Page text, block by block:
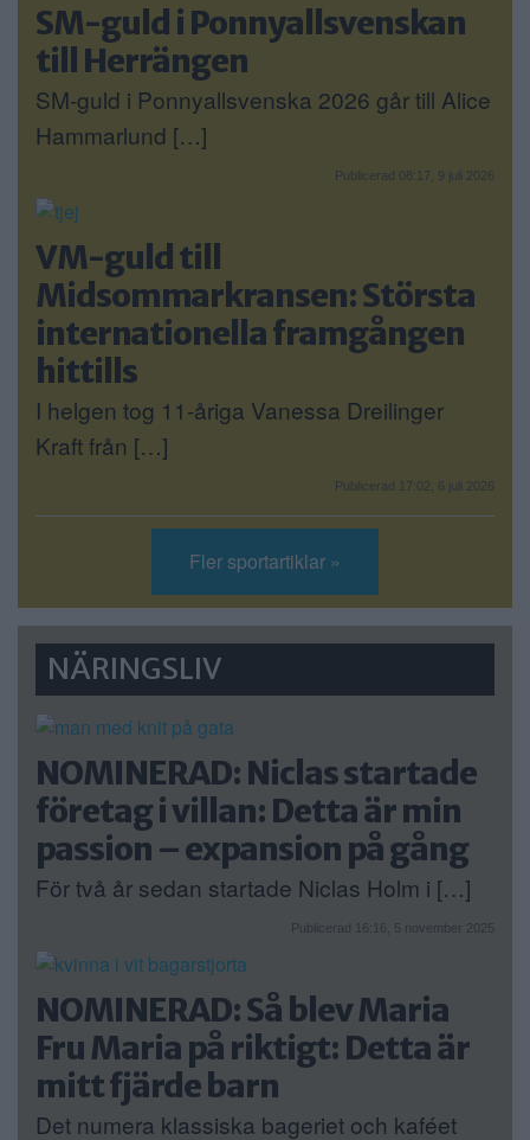
SM-guld i Ponnyallsvenskan
till Herrängen
SM-guld i Ponnyallsvenska 2026 går till Alice
Hammarlund […]
Publicerad 08:17, 9 juli 2026
VM-guld till
Midsommarkransen: Största
internationella framgången
hittills
I helgen tog 11-åriga Vanessa Dreilinger
Kraft från […]
Publicerad 17:02, 6 juli 2026
Fler sportartiklar »
NÄRINGSLIV
NOMINERAD: Niclas startade
företag i villan: Detta är min
passion – expansion på gång
För två år sedan startade Niclas Holm i […]
Publicerad 16:16, 5 november 2025
NOMINERAD: Så blev Maria
Fru Maria på riktigt: Detta är
mitt fjärde barn
Det numera klassiska bageriet och kaféet